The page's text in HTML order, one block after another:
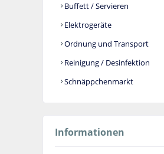
Buffett / Servieren
Elektrogeräte
Ordnung und Transport
Reinigung / Desinfektion
Schnäppchenmarkt
Informationen